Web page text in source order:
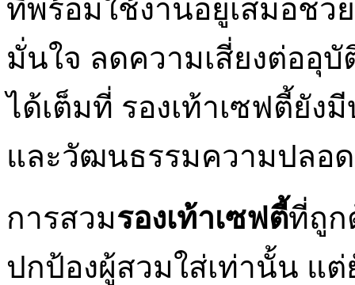
ที่พร้อมใช้งานอยู่เสมอช่ว
มั่นใจ ลดความเสี่ยงต่ออุ
ได้เต็มที่ รองเท้าเซฟตี้ยั
และวัฒนธรรมความปลอ
การสวมรองเท้าเซฟตี้ที่ถูก
ปกป้องผู้สวมใส่เท่านั้น แ